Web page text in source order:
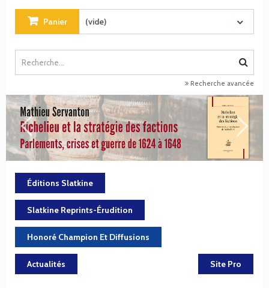
Panier (vide)
Recherche avancée
Éditions Slatkine
Slatkine Reprints-Érudition
Honoré Champion Et Diffusions
Actualités Site Pro